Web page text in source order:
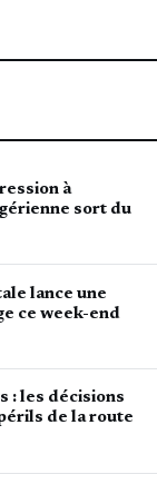
à
sort du
lance une
ce week-end
: les décisions
de la route